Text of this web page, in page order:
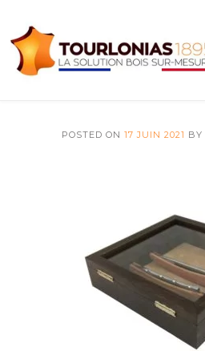
content
POSTED ON 17 JUIN 2021 BY